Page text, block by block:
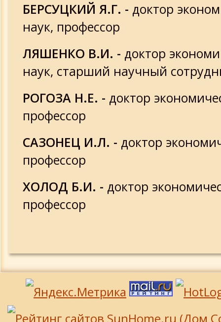
БЕРСУЦКИЙ Я.Г. - доктор
наук, профессор
ЛЯШЕНКО В.И. - доктор
наук, старший научный
РОГОЗА Н.Е. - доктор
профессор
САЗОНЕЦ И.Л. - доктор
профессор
ХОЛОД Б.И. - доктор
профессор